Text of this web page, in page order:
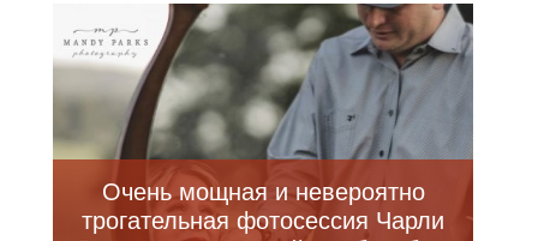
Очень мощная и невероятно
трогательная фотосессия Чарли